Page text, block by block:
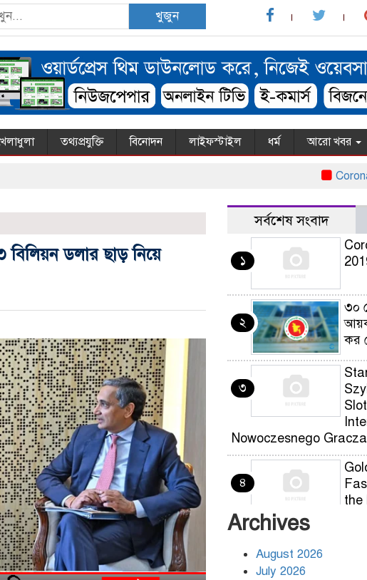
খুজুন
তথ্যপ্রযুক্তি বিনোদন লাইফস্টাইল ধর্ম আরো খবর
বিলিয়ন ডলার ছাড় নিয়ে
সর্বশেষ সংবাদ
১
২
৩০
কর
৩
Nowoczesnego Gracza
৪
the
Archives
August 2026
July 2026